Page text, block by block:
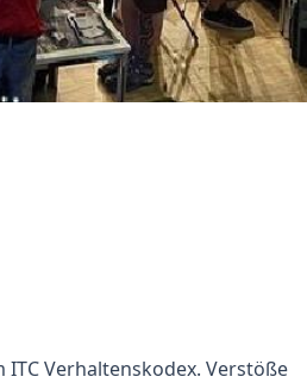
Verhaltenskodex. Verstöße